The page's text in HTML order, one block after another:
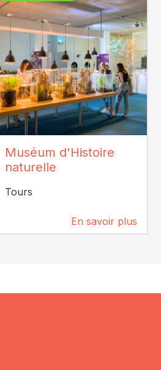
Christophe Coutand
Muséum d'Histoire
naturelle
Tours
En savoir plus